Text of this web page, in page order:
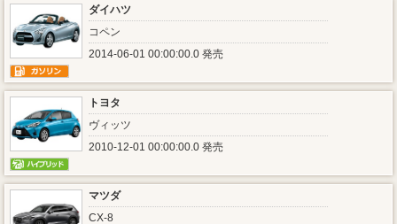
ダイハツ
コペン
2014-06-01 00:00:00.0 発売
トヨタ
ヴィッツ
2010-12-01 00:00:00.0 発売
マツダ
CX-8